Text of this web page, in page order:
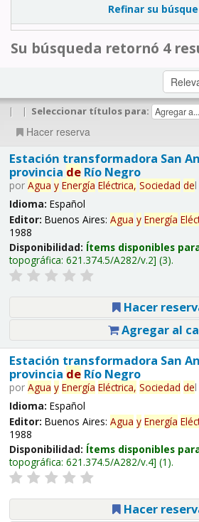
Refinar su
Su búsqueda retornó 4
| | Seleccionar títulos para:
Hacer reserva
Estación transformadora San
provincia deRío Negro
por Agua y Energía Eléctrica, Sociedad del
Idioma: Español
Editor: Buenos Aires: Agua y Energía
1988
Disponibilidad: Ítems disponibles
topográfica: 621.374.5/A282/v.2 (3).
Hacer
Agregar al
Estación transformadora San
provincia deRío Negro
por Agua y Energía Eléctrica, Sociedad del
Idioma: Español
Editor: Buenos Aires: Agua y Energía
1988
Disponibilidad: Ítems disponibles
topográfica: 621.374.5/A282/v.4 (1).
Hacer